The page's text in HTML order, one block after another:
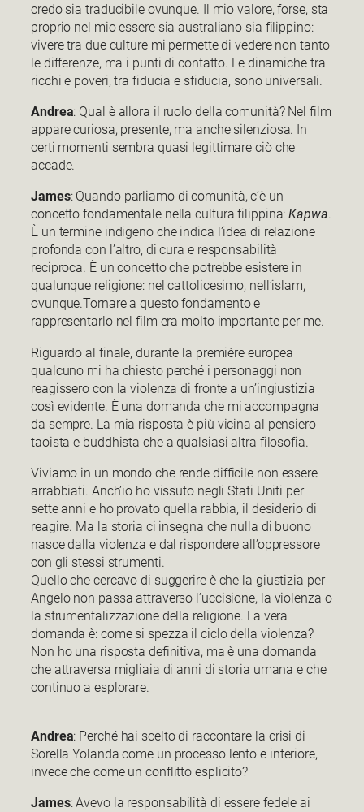
credo sia traducibile ovunque. Il mio valore, forse, sta
proprio nel mio essere sia australiano sia filippino:
vivere tra due culture mi permette di vedere non tanto
le differenze, ma i punti di contatto. Le dinamiche tra
ricchi e poveri, tra fiducia e sfiducia, sono universali.
Andrea: Qual è allora il ruolo della comunità? Nel film
appare curiosa, presente, ma anche silenziosa. In
certi momenti sembra quasi legittimare ciò che
accade.
James: Quando parliamo di comunità, c’è un
concetto fondamentale nella cultura filippina:Kapwa.
È un termine indigeno che indica l’idea di relazione
profonda con l’altro, di cura e responsabilità
reciproca. È un concetto che potrebbe esistere in
qualunque religione: nel cattolicesimo, nell’islam,
ovunque.Tornare a questo fondamento e
rappresentarlo nel film era molto importante per me.
Riguardo al finale, durante la première europea
qualcuno mi ha chiesto perché i personaggi non
reagissero con la violenza di fronte a un’ingiustizia
così evidente. È una domanda che mi accompagna
da sempre. La mia risposta è più vicina al pensiero
taoista e buddhista che a qualsiasi altra filosofia.
Viviamo in un mondo che rende difficile non essere
arrabbiati. Anch’io ho vissuto negli Stati Uniti per
sette anni e ho provato quella rabbia, il desiderio di
reagire. Ma la storia ci insegna che nulla di buono
nasce dalla violenza e dal rispondere all’oppressore
con gli stessi strumenti.
Quello che cercavo di suggerire è che la giustizia per
Angelo non passa attraverso l’uccisione, la violenza o
la strumentalizzazione della religione. La vera
domanda è: come si spezza il ciclo della violenza?
Non ho una risposta definitiva, ma è una domanda
che attraversa migliaia di anni di storia umana e che
continuo a esplorare.
Andrea: Perché hai scelto di raccontare la crisi di
Sorella Yolanda come un processo lento e interiore,
invece che come un conflitto esplicito?
James: Avevo la responsabilità di essere fedele ai